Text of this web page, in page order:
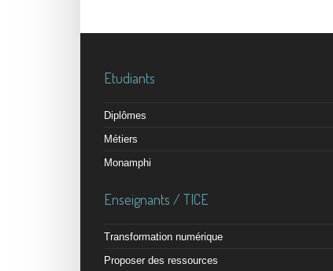
Etudiants
Diplômes
Métiers
Monamphi
Enseignants / TICE
Transformation numérique
Proposer des ressources